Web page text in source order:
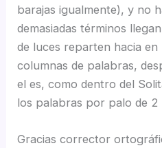
barajas igualmente), y no
demasiadas términos
de luces reparten hacia
columnas de palabras,
el es, como dentro del
los palabras por palo de 2
Gracias corrector